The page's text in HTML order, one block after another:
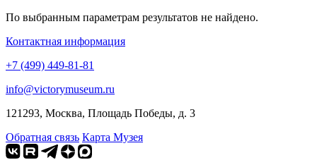
По выбранным параметрам результатов не найдено.
Контактная информация
+7 (499) 449-81-81
info@victorymuseum.ru
121293, Москва, Площадь Победы, д. 3
Обратная связь Карта Музея